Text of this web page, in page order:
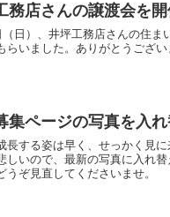
務店さんの譲渡会を
（日）、井坪工務店さんの住ま
らいました。ありがとうござい
集ページの写真を入れ
長する姿は早く、せっかく見
しいので、最新の写真に入れ
うぞ見直してくださいませ。